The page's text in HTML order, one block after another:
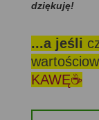
dziękuję!
...a jeśli
KAWĘ☕